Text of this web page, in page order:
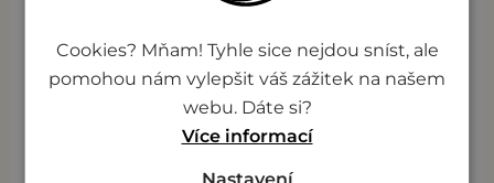
Cookies? Mňam! Tyhle sice nejdou sníst, ale
pomohou nám vylepšit váš zážitek na našem
webu. Dáte si?
Více informací